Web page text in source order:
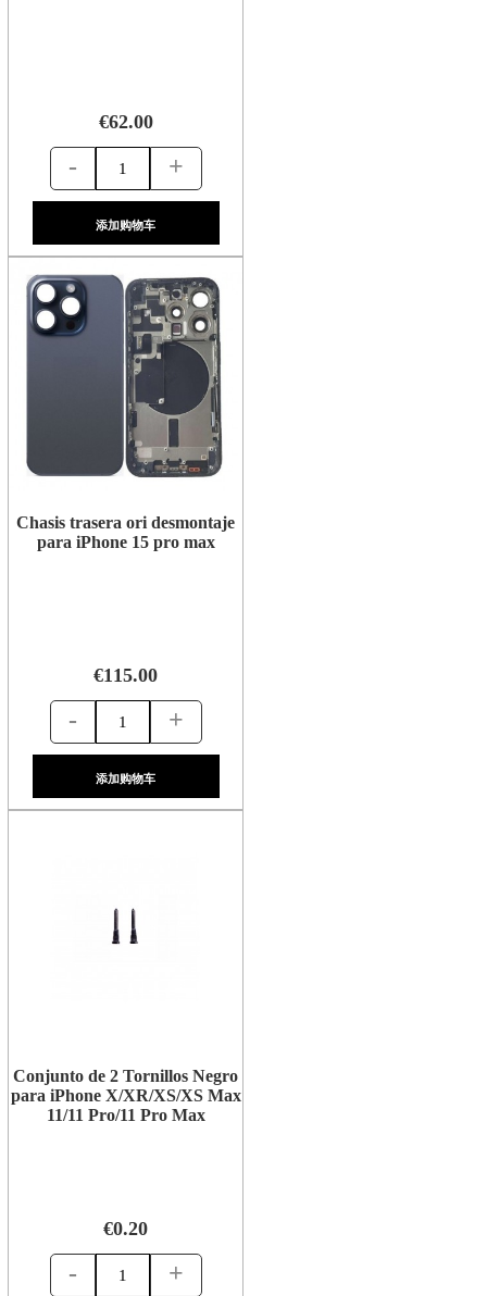
€62.00
- +
添加购物车
Chasis trasera ori desmontaje
para iPhone 15 pro max
€115.00
- +
添加购物车
Conjunto de 2 Tornillos Negro
para iPhone X/XR/XS/XS Max
11/11 Pro/11 Pro Max
€0.20
- +